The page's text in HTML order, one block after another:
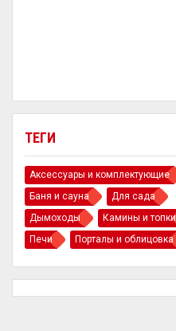
ТЕГИ
Аксессуары и комплектующие
Баня и сауна
Для сада
Дымоходы
Камины и топки
Печи
Порталы и облицовка